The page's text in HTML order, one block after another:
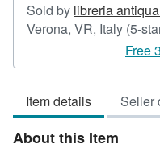
Sold by libreria
Verona, VR, Italy (5-
Free
Item details Seller
About this Item